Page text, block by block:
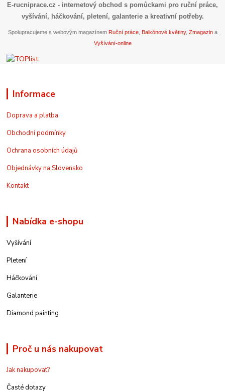
E-rucniprace.cz - internetový obchod s pomůckami pro ruční práce,
vyšívání, háčkování, pletení, galanterie a kreativní potřeby.
Spolupracujeme s webovým magazínem Ruční práce, Balkónové květiny, Zmagazina
Vyšívání-online
Informace
Doprava a platba
Obchodní podmínky
Ochrana osobních údajů
Objednávky na Slovensko
Kontakt
Nabídka e-shopu
Vyšívání
Pletení
Háčkování
Galanterie
Diamond painting
Proč u nás nakupovat
Jak nakupovat?
Časté dotazy